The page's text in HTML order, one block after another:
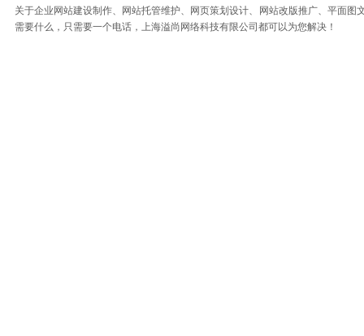
关于企业网站建设制作、网站托管维护、网页策划设计、网站改版推广、平面
需要什么，只需要一个电话，上海溢尚网络科技有限公司都可以为您解决！